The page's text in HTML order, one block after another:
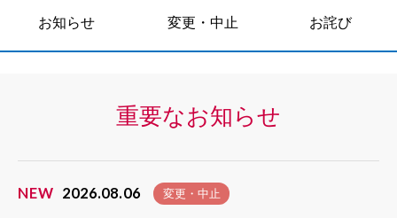
お知らせ 変更・中止 お詫び
重要なお知らせ
NEW 2026.08.06 変更・中止